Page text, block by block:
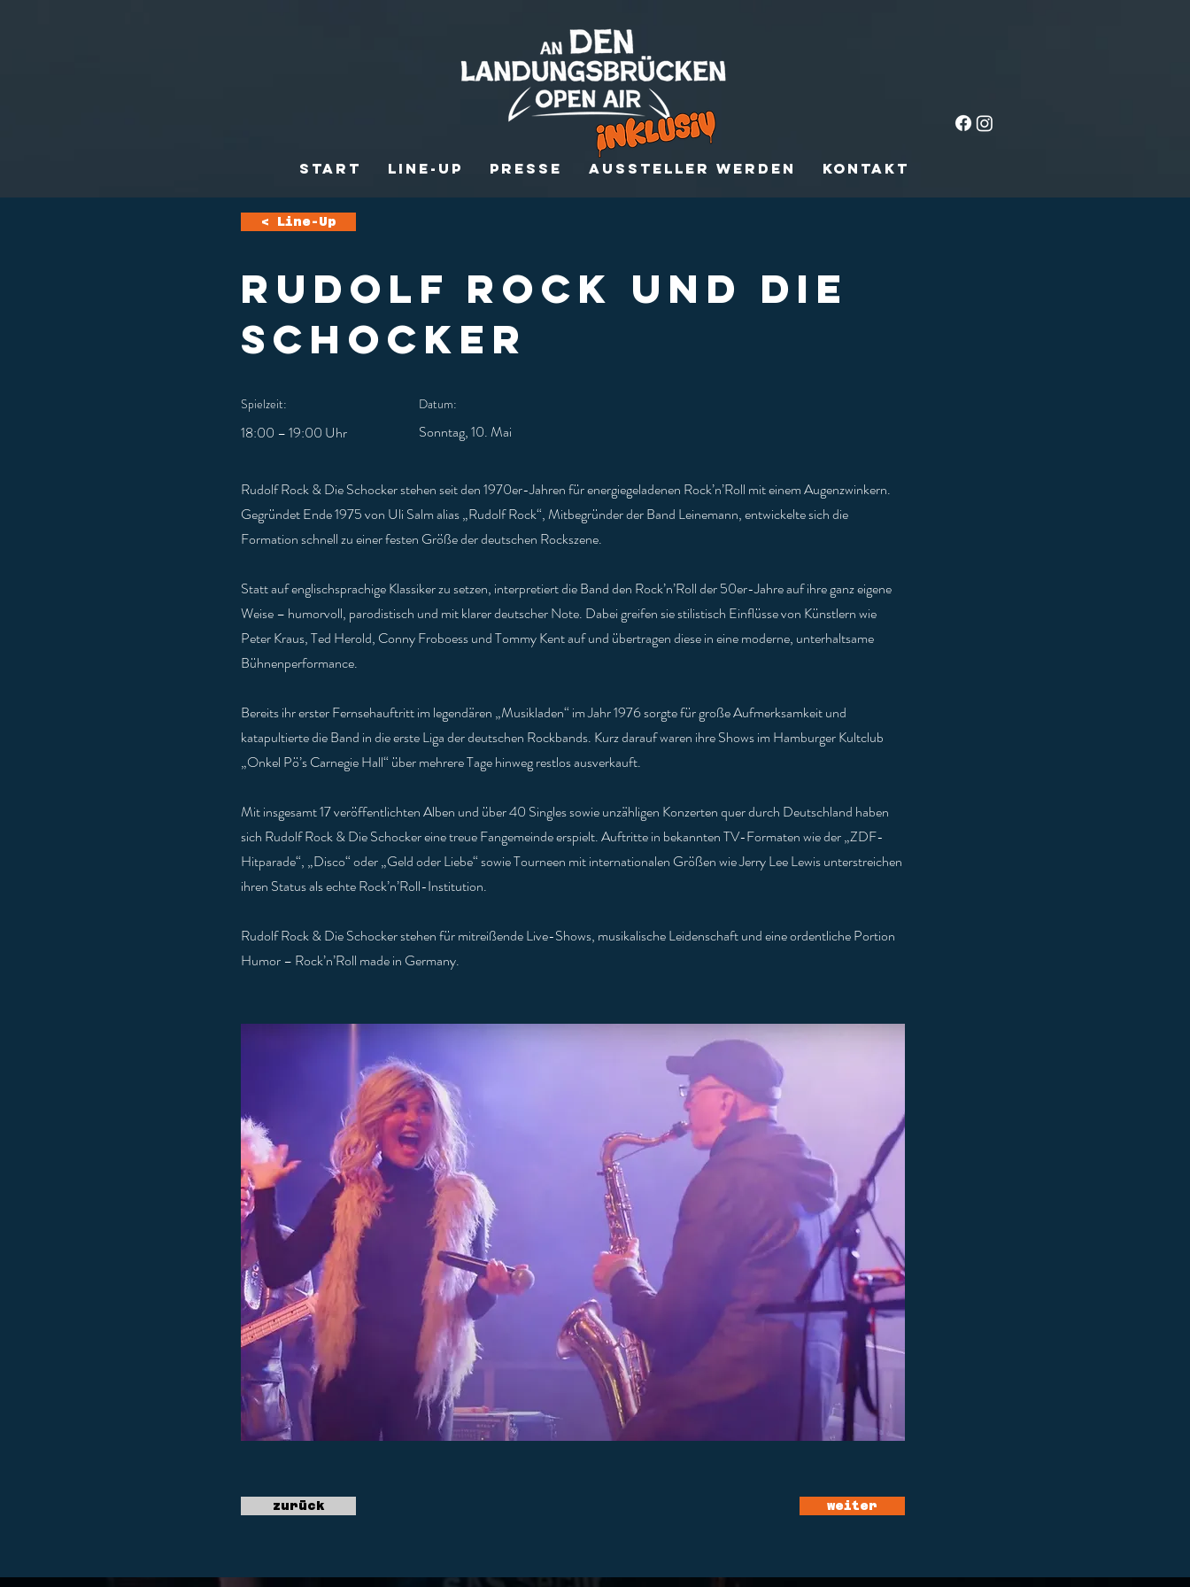
Start Line-Up Presse Aussteller werden Kontakt
< Line-Up
RUDOLF ROCK UND DIE
SCHOCKER
Spielzeit:
18:00 – 19:00 Uhr
Datum:
Sonntag, 10. Mai
Rudolf Rock & Die Schocker stehen seit den 1970er-Jahren für energiegeladenen Rock’n’Roll mit einem Augenzwinkern.
Gegründet Ende 1975 von Uli Salm alias „Rudolf Rock“, Mitbegründer der Band Leinemann, entwickelte sich die
Formation schnell zu einer festen Größe der deutschen Rockszene.
Statt auf englischsprachige Klassiker zu setzen, interpretiert die Band den Rock’n’Roll der 50er-Jahre auf ihre ganz eigene
Weise – humorvoll, parodistisch und mit klarer deutscher Note. Dabei greifen sie stilistisch Einflüsse von Künstlern wie
Peter Kraus, Ted Herold, Conny Froboess und Tommy Kent auf und übertragen diese in eine moderne, unterhaltsame
Bühnenperformance.
Bereits ihr erster Fernsehauftritt im legendären „Musikladen“ im Jahr 1976 sorgte für große Aufmerksamkeit und
katapultierte die Band in die erste Liga der deutschen Rockbands. Kurz darauf waren ihre Shows im Hamburger Kultclub
„Onkel Pö’s Carnegie Hall“ über mehrere Tage hinweg restlos ausverkauft.
Mit insgesamt 17 veröffentlichten Alben und über 40 Singles sowie unzähligen Konzerten quer durch Deutschland haben
sich Rudolf Rock & Die Schocker eine treue Fangemeinde erspielt. Auftritte in bekannten TV-Formaten wie der „ZDF-
Hitparade“, „Disco“ oder „Geld oder Liebe“ sowie Tourneen mit internationalen Größen wie Jerry Lee Lewis unterstreichen
ihren Status als echte Rock’n’Roll-Institution.
Rudolf Rock & Die Schocker stehen für mitreißende Live-Shows, musikalische Leidenschaft und eine ordentliche Portion
Humor – Rock’n’Roll made in Germany.
zurück weiter